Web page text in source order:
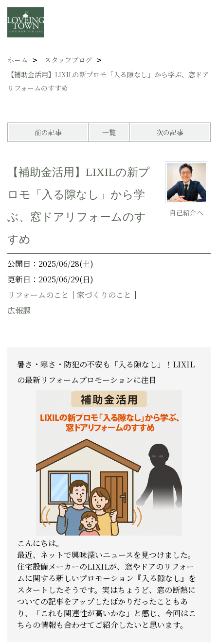
ホーム
スタッフブログ
【補助金活用】LIXILの新プロモ「入る隙なし」から学ぶ、窓ドア
リフォームのすすめ
前の記事 一覧 次の記事
自己紹介へ
【補助金活用】LIXILの新プ
ロモ「入る隙なし」から学
ぶ、窓ドアリフォームのす
すめ
公開日：2025/06/28(土)
更新日：2025/06/29(日)
リフォームのこと ｜ 家づくりのこと ｜
広報課
暑さ・寒さ・防犯の不安も「入る隙なし」！LIXIL
の最新リフォームプロモーションに注目
こんにちは。
最近、ネットで興味深いニュースを見つけました。
住宅設備メーカーのLIXILが、窓やドアのリフォー
ムに関する新しいプロモーション『入る隙なし』を
スタートしたそうです。 実はちょうど、窓の断熱に
ついての記事をアップしたばかりだったこともあ
り、「これも関連性が高いかな 」と感じ、今回はこ
ちらの情報も合わせてご紹介したいと思います。